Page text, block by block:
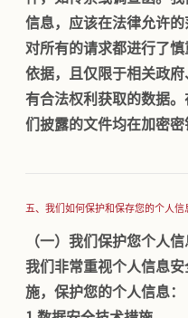
信息，应该在法律允许的
对所有的请求都进行了
依据，且仅限于相关政
有合法权利获取的数据
们披露的文件均在加密密
五、我们如何保护和保存您的个人信
（一）我们保护您个人
我们非常重视个人信息
施，保护您的个人信息：